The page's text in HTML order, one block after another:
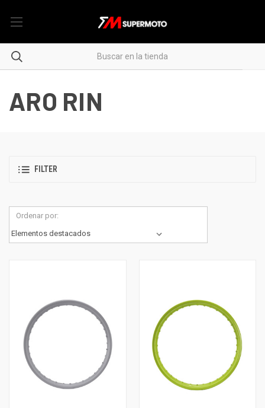
ARO RIN
FILTER
Ordenar por: